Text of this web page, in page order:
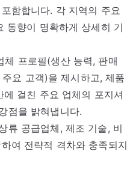
함합니다. 각 지역의 주요
동향이 명확하게 상세히 기
체 프로필(생산 능력, 판매
요 고객)을 제시하고, 제품
걸친 주요 업체의 포지셔
점을 밝혀냅니다.
류 공급업체, 제조 기술, 비
여 전략적 격차와 충족되지